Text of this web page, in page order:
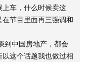
牛市周期的起点」
情绪和共识为敌
应该怎么选？怎么
车，什么时候卖这
节目里面再三强调和
到中国房地产，都会
这个话题我也做过相